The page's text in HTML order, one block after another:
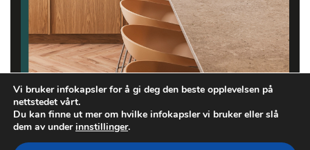
Vi bruker infokapsler for å gi deg den beste opplevelsen på
nettstedet vårt.
Du kan finne ut mer om hvilke infokapsler vi bruker eller slå
dem av underinnstillinger.